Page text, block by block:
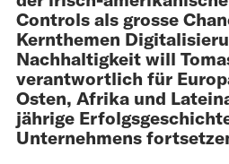
Controls als grosse
Kernthemen
Nachhaltigkeit will
verantwortlich für
Osten, Afrika und
jährige
Unternehmens